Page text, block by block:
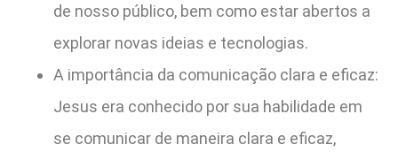
de nosso público, bem como estar abertos a
explorar novas ideias e tecnologias.
A importância da comunicação clara e eficaz:
Jesus era conhecido por sua habilidade em
se comunicar de maneira clara e eficaz,